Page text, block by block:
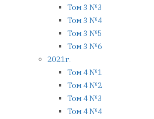
Том 3 №3
Том 3 №4
Том 3 №5
Том 3 №6
2021г.
Том 4 №1
Том 4 №2
Том 4 №3
Том 4 №4